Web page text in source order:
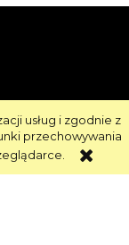
usług i zgodnie z
przechowywania